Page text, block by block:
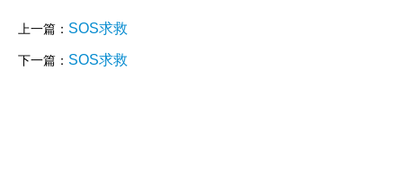
上一篇： SOS求救
下一篇： SOS求救